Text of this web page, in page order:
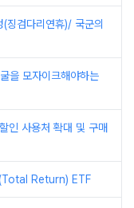
징검다리연휴)/ 국군의
을 모자이크해야하는
인 사용처 확대 및 구매
Return) ETF